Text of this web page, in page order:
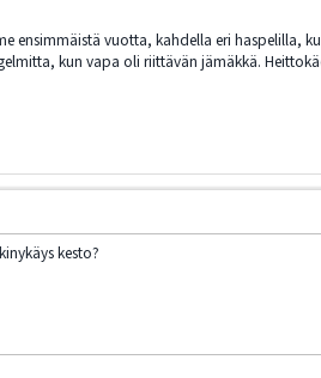
ensimmäistä vuotta, kahdella eri haspelilla,
kun vapa oli riittävän jämäkkä.
kesto?